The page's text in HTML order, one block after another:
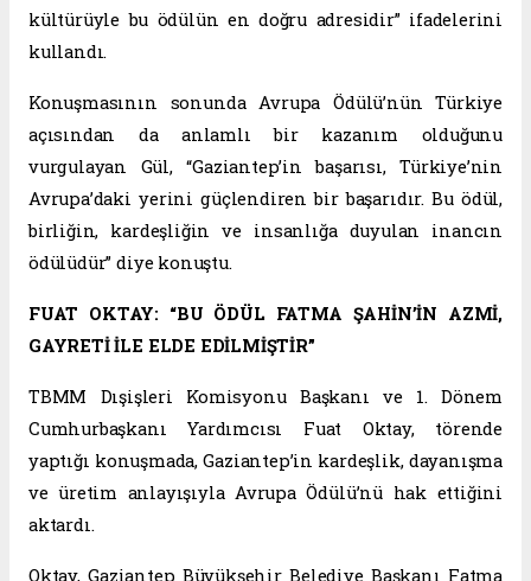
kültürüyle bu ödülün en doğru adresidir” ifadelerini
kullandı.
Konuşmasının sonunda Avrupa Ödülü’nün Türkiye
açısından da anlamlı bir kazanım olduğunu
vurgulayan Gül, “Gaziantep’in başarısı, Türkiye’nin
Avrupa’daki yerini güçlendiren bir başarıdır. Bu ödül,
birliğin, kardeşliğin ve insanlığa duyulan inancın
ödülüdür” diye konuştu.
FUAT OKTAY: “BU ÖDÜL FATMA ŞAHİN’İN AZMİ,
GAYRETİ İLE ELDE EDİLMİŞTİR”
TBMM Dışişleri Komisyonu Başkanı ve 1. Dönem
Cumhurbaşkanı Yardımcısı Fuat Oktay, törende
yaptığı konuşmada, Gaziantep’in kardeşlik, dayanışma
ve üretim anlayışıyla Avrupa Ödülü’nü hak ettiğini
aktardı.
Oktay, Gaziantep Büyükşehir Belediye Başkanı Fatma